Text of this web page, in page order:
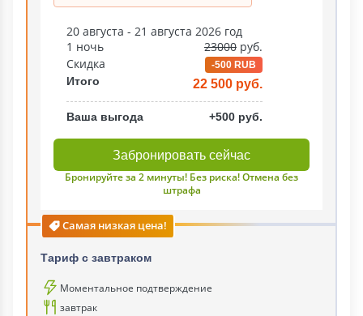
20 августа - 21 августа 2026 год
1 ночь
23000 руб.
Скидка
-500 RUB
Итого 22 500 руб.
Ваша выгода +500 руб.
Забронировать сейчас
Бронируйте за 2 минуты! Без риска! Отмена без
штрафа
Самая низкая цена!
Тариф c завтраком
Моментальное подтверждение
завтрак